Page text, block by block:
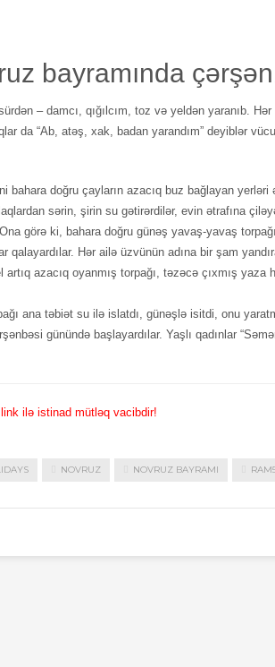
bayramında
– damcı, qığılcım, toz və yeldən yaranıb.
da “Ab, atəş, xak, badan yarandım” deyiblər
bahara doğru çayların azacıq buz bağlayan
sərin, şirin su gətirərdilər, evin ətrafına
görə ki, bahara doğru günəş yavaş-yavaş
qalayardılar. Hər ailə üzvünün adına bir şam
azacıq oyanmış torpağı, təzəcə çıxmış yaza
ana təbiət su ilə islatdı, günəşlə isitdi, onu
günündə başlayardılar. Yaşlı qadınlar
ilə istinad mütləq vacibdir!
NOVRUZ NOVRUZ BAYRAMI